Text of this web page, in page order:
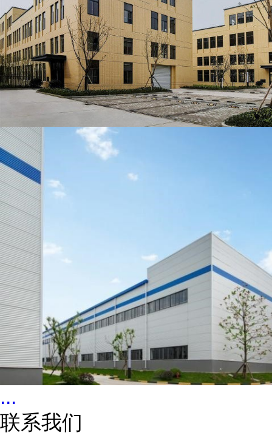
...
联系我们